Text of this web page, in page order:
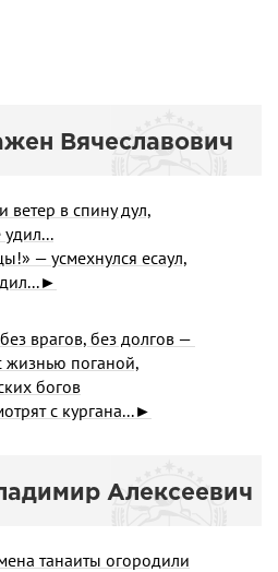
Вячеславович
ветер в спину дул,
— усмехнулся есаул,
врагов, без долгов —
жизнью поганой,
богов
с кургана...►
Алексеевич
танаиты огородили